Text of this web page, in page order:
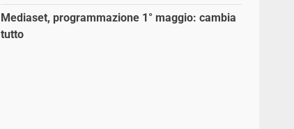
Mediaset, programmazione 1° maggio: cambia
tutto